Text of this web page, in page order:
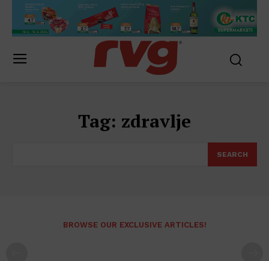
Tag: zdravlje
SEARCH
BROWSE OUR EXCLUSIVE ARTICLES!